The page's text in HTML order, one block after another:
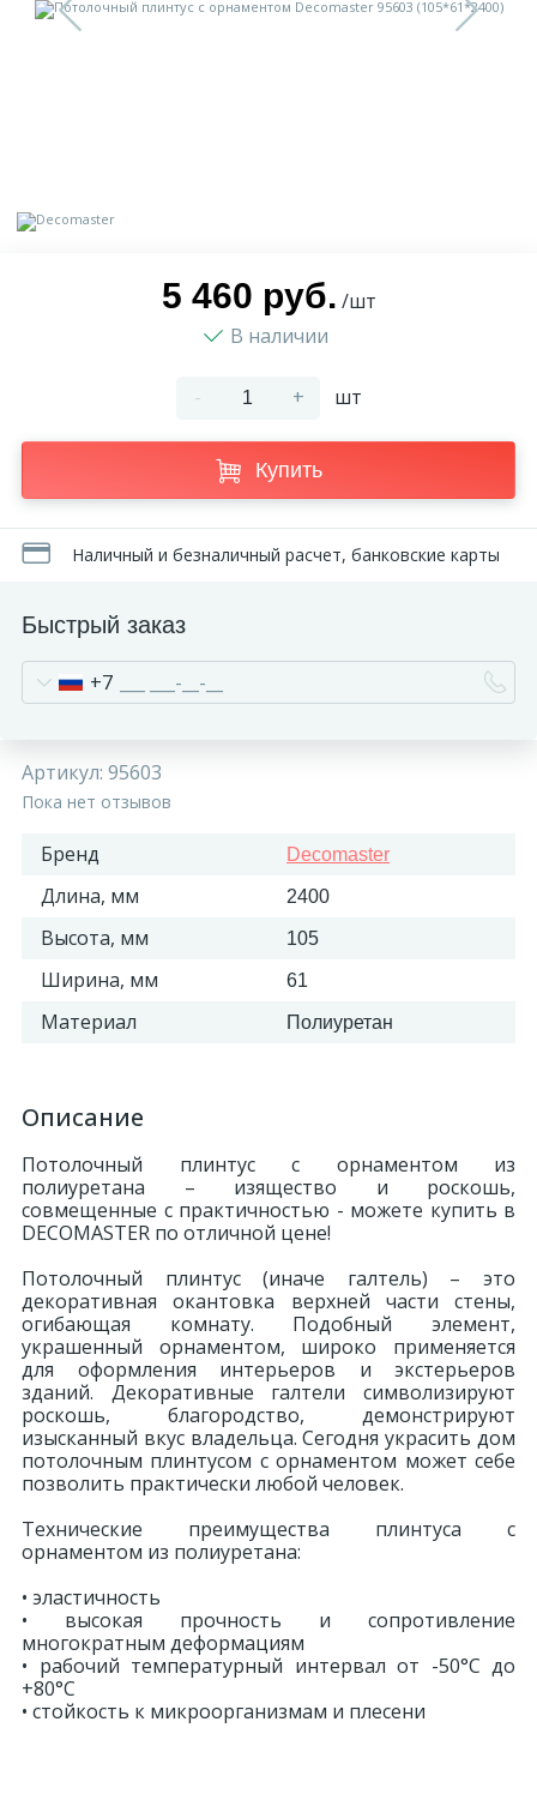
5 460 руб. /шт
В наличии
- + шт
Купить
Наличный и безналичный расчет, банковские карты
Быстрый заказ
+7
Артикул: 95603
Пока нет отзывов
Бренд Decomaster
Длина, мм 2400
Высота, мм 105
Ширина, мм 61
Материал Полиуретан
Описание
Потолочный плинтус с орнаментом из
полиуретана – изящество и роскошь,
совмещенные с практичностью - можете купить в
DECOMASTER по отличной цене!
Потолочный плинтус (иначе галтель) – это
декоративная окантовка верхней части стены,
огибающая комнату. Подобный элемент,
украшенный орнаментом, широко применяется
для оформления интерьеров и экстерьеров
зданий. Декоративные галтели символизируют
роскошь, благородство, демонстрируют
изысканный вкус владельца. Сегодня украсить дом
потолочным плинтусом с орнаментом может себе
позволить практически любой человек.
Технические преимущества плинтуса с
орнаментом из полиуретана:
• эластичность
• высокая прочность и сопротивление
многократным деформациям
• рабочий температурный интервал от -50°С до
+80°С
• стойкость к микроорганизмам и плесени
Доставка
Сотрудничество